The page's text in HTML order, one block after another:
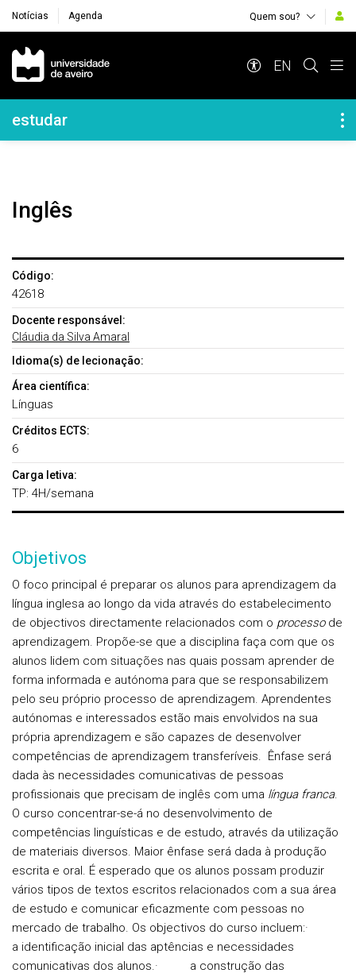
Notícias Agenda Quem sou?
Navegação Principal
EN
Navegação Lateral
estudar
Inglês
Código:
42618
Docente responsável:
Cláudia da Silva Amaral
Idioma(s) de lecionação:
Área científica:
Línguas
Créditos ECTS:
6
Carga letiva:
TP: 4H/semana
Objetivos
O foco principal é preparar os alunos para aprendizagem da
língua inglesa ao longo da vida através do estabelecimento
de objectivos directamente relacionados com o processode
aprendizagem. Propõe-se que a disciplina faça com que os
alunos lidem com situações nas quais possam aprender de
forma informada e autónoma para que se responsabilizem
pelo seu próprio processo de aprendizagem. Aprendentes
autónomas e interessados estão mais envolvidos na sua
própria aprendizagem e são capazes de desenvolver
competências de aprendizagem transferíveis. Ênfase será
dada às necessidades comunicativas de pessoas
profissionais que precisam de inglês com uma língua franca.
O curso concentrar-se-á no desenvolvimento de
competências linguísticas e de estudo, através da utilização
de materiais diversos. Maior ênfase será dada à produção
escrita e oral. É esperado que os alunos possam produzir
vários tipos de textos escritos relacionados com a sua área
de estudo e comunicar eficazmente com pessoas no
mercado de trabalho. Os objectivos do curso incluem:·
a identificação inicial das aptências e necessidades
comunicativas dos alunos.· a construção das